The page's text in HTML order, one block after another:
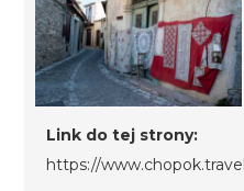
Link do tej strony:
https://